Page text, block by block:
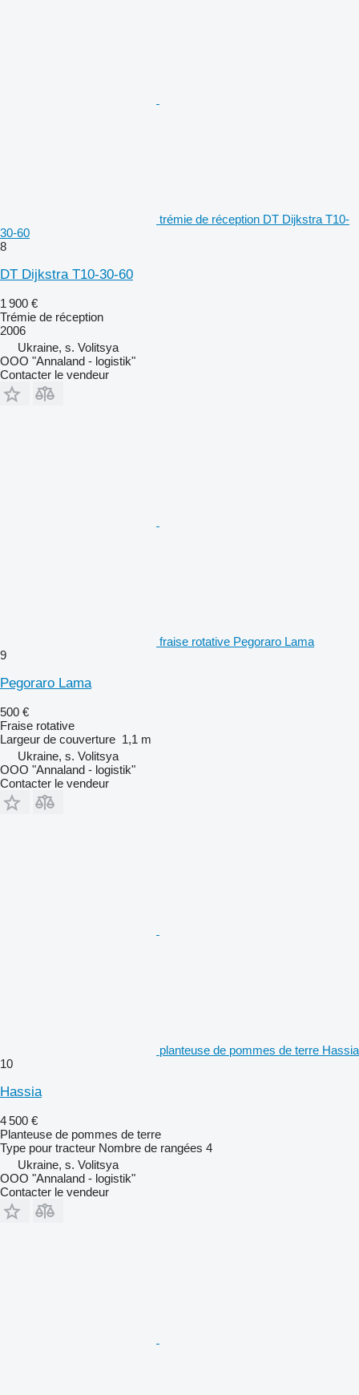
trémie de réception DT Dijkstra T10-
30-60
8
DT Dijkstra T10-30-60
1 900 €
Trémie de réception
2006
Ukraine, s. Volitsya
OOO "Annaland - logistik"
Contacter le vendeur
fraise rotative Pegoraro Lama
9
Pegoraro Lama
500 €
Fraise rotative
Largeur de couverture 1,1 m
Ukraine, s. Volitsya
OOO "Annaland - logistik"
Contacter le vendeur
planteuse de pommes de terre Hassia
10
Hassia
4 500 €
Planteuse de pommes de terre
Type pour tracteur Nombre de rangées 4
Ukraine, s. Volitsya
OOO "Annaland - logistik"
Contacter le vendeur